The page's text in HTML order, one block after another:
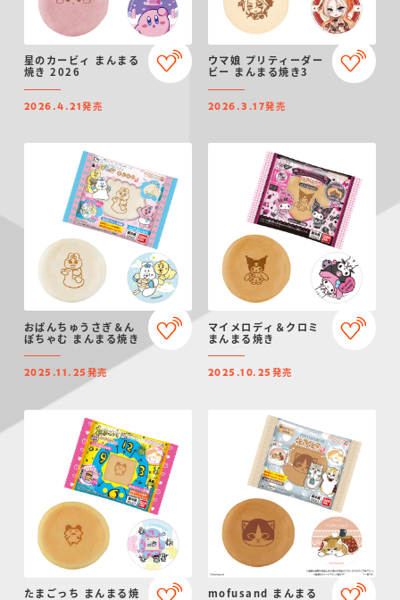
星のカービィ まんまる
焼き 2026
2026.4.21発売
ウマ娘 プリティーダー
ビー まんまる焼き3
2026.3.17発売
おぱんちゅうさぎ＆ん
ぽちゃむ まんまる焼き
2025.11.25 発売
マイメロディ＆クロミ
まんまる焼き
2025.10.25 発売
たまごっち まんまる焼
mofusand まんまる